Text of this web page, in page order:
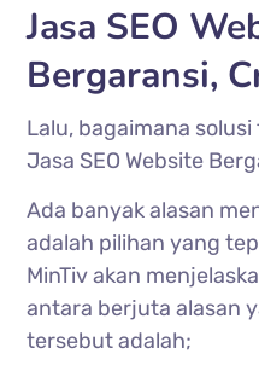
Jasa SEO
Bergaransi,
Lalu, bagaimana
Jasa SEO Website
Ada banyak alasan
adalah pilihan yang
MinTiv akan
antara berjuta alasan
tersebut adalah;